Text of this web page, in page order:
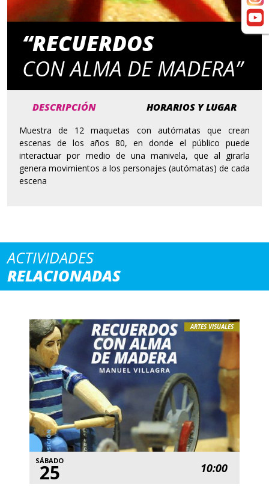
“RECUERDOS
CON ALMA DE MADERA”
DESCRIPCIÓN HORARIOS Y LUGAR
Muestra de 12 maquetas con autómatas que crean
escenas de los años 80, en donde el público puede
interactuar por medio de una manivela, que al girarla
genera movimientos a los personajes (autómatas) de cada
escena
ACTIVIDADES
RELACIONADAS
ARTES VISUALES
SÁBADO
25 10:00